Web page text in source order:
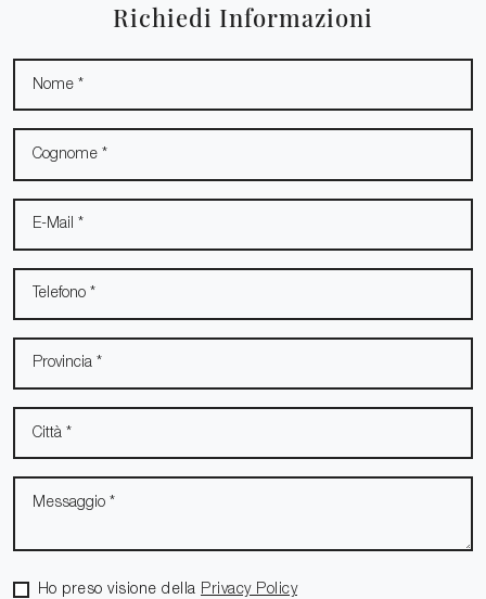
Richiedi Informazioni
Ho preso visione della Privacy Policy